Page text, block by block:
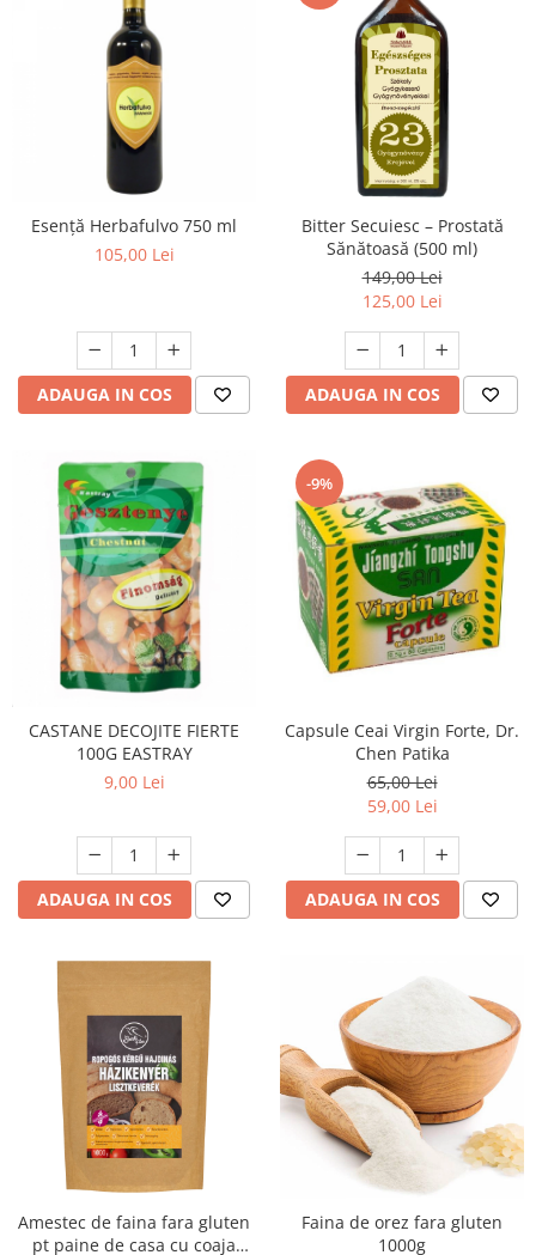
Esență Herbafulvo 750 ml
105,00 Lei
ADAUGA IN COS
Bitter Secuiesc – Prostată
Sănătoasă (500 ml)
149,00 Lei
125,00 Lei
ADAUGA IN COS
CASTANE DECOJITE FIERTE
100G EASTRAY
9,00 Lei
ADAUGA IN COS
-9%
Capsule Ceai Virgin Forte, Dr.
Chen Patika
65,00 Lei
59,00 Lei
ADAUGA IN COS
Amestec de faina fara gluten
pt paine de casa cu coaja
Faina de orez fara gluten
1000g